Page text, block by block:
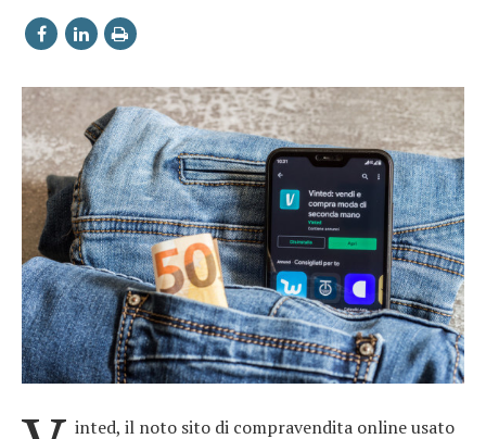
inted, il noto sito di compravendita online usato